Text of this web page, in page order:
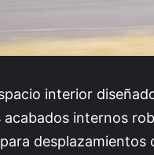
interior
internos
desplazamientos